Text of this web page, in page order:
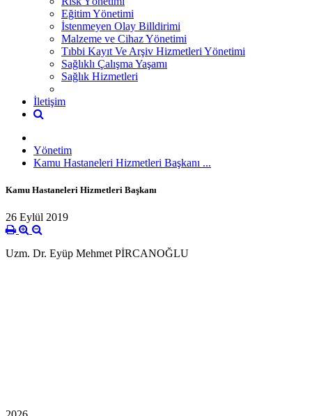
Eğitim Yönetimi
İstenmeyen Olay Billdirimi
Malzeme ve Cihaz Yönetimi
Tıbbi Kayıt Ve Arşiv Hizmetleri Yönetimi
Sağlıklı Çalışma Yaşamı
Sağlık Hizmetleri
İletişim
Yönetim
Kamu Hastaneleri Hizmetleri Başkanı ...
Kamu Hastaneleri Hizmetleri Başkanı
26 Eylül 2019
Uzm. Dr. Eyüp Mehmet PİRCANOĞLU